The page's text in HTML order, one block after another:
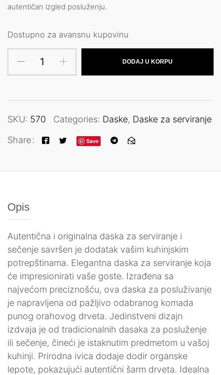
autentičan izgled posluženju.
Dostupno za avansnu kupovinu
DODAJ U KORPU
SKU: 570 Categories: Daske, Daske za serviranje
Share
Save
Opis
Autentična i originalna daska za serviranje i
sečenje savršen je dodatak vašim kuhinjskim
potrepštinama. Elegantna daska za serviranje koja
će impresionirati vaše goste. Izrađena sa
najvećom preciznošću, ova daska za posluživanje
je napravljena od pažljivo odabranog komada
punog orahovog drveta. Jedinstveni dizajn
izdvaja je od tradicionalnih dasaka za posluženje
ili sečenje, čineći je istaknutim predmetom u vašoj
kuhinji. Prirodna ivica dodaje dodir organske
lepote, pokazujući autentični šarm drveta. Idealna